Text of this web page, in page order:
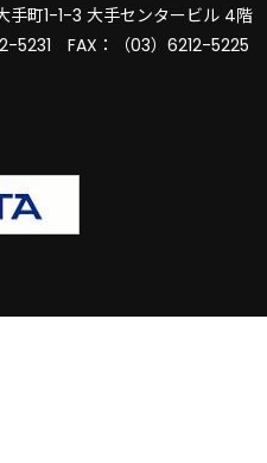
手町1-1-3 大手センタービル 4階
5231 FAX：（03）6212-5225